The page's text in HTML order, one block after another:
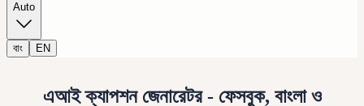
Auto
বাং EN
এআই ক্যাপশন জেনারেটর - ফেসবুক, বাংলা ও